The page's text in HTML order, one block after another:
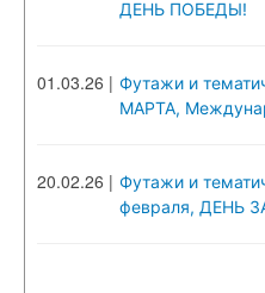
ДЕНЬ ПОБЕДЫ!
01.03.26 | Футажи и
МАРТА,
20.02.26 | Футажи и
февраля, ДЕНЬ